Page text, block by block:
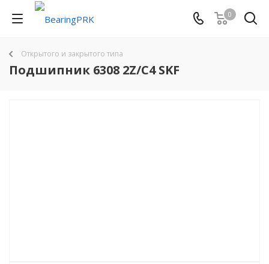
0
Открытого и закрытого типа
Подшипник 6308 2Z/C4 SKF